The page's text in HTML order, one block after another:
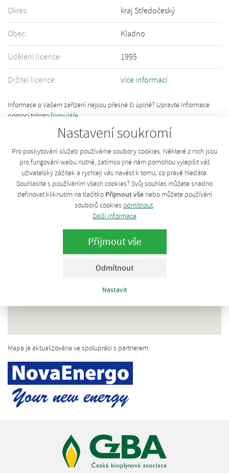
Nastavení soukromí
Pro poskytování služeb používáme soubory cookies. Některé z nich jsou
pro fungování webu nutné, zatímco jiné nám pomohou vylepšit váš
uživatelský zážitek a rychleji vás navést k tomu, co právě hledáte.
Souhlasíte s používáním všech cookies? Svůj souhlas můžete snadno
definovat kliknutím na tlačítko Přijmout všenebo můžete používání
souborů cookies odmítnout.
Další informace
Přijmout vše
Odmítnout
Nastavit
Okres: kraj Středočeský
Obec: Kladno
Udělení licence: 1995
Držitel licence: více informací
Informace o Vašem zařízení nejsou přesné či úplné? Upravte informace
pomocí tohotoformuláře
Mapa je aktualizována ve spolupráci s partnerem: